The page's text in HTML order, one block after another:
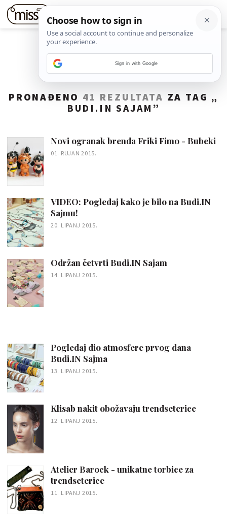
PRONAĐENO 41 REZULTATA ZA TAG „
BUDI.IN SAJAM ”
Novi ogranak brenda Friki Fimo - Bubeki
01. RUJAN 2015.
VIDEO: Pogledaj kako je bilo na Budi.IN
Sajmu!
20. LIPANJ 2015.
Održan četvrti Budi.IN Sajam
14. LIPANJ 2015.
Pogledaj dio atmosfere prvog dana
Budi.IN Sajma
13. LIPANJ 2015.
Klisab nakit obožavaju trendseterice
12. LIPANJ 2015.
Atelier Barock - unikatne torbice za
trendseterice
11. LIPANJ 2015.
Sign in with Google